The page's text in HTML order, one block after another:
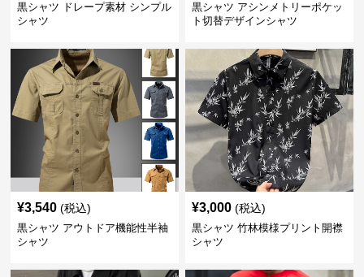
黒シャツ ドレープ素材 シンプル
シャツ
黒シャツ アシンメトリーポケッ
ト切替デザインシャツ
¥3,540 (税込)
黒シャツ アウトドア機能性半袖
シャツ
¥3,000 (税込)
黒シャツ 竹林模様プリント開襟
シャツ